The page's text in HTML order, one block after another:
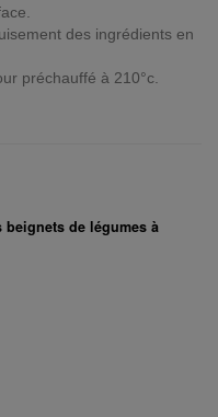
des ingrédients en
préchauffé à 210°c.
de légumes à